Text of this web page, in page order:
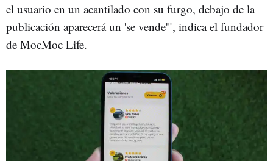
el usuario en un acantilado con su furgo, debajo de la
publicación aparecerá un 'se vende'", indica el fundador
de MocMoc Life.